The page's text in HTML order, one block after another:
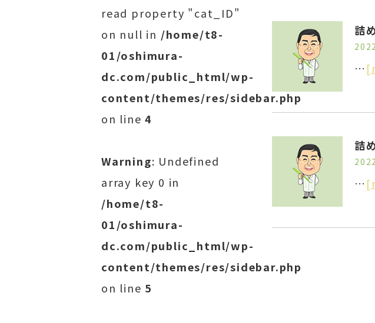
詰
…
詰
…
read property "cat_ID"
on null in /home/t8-
01/oshimura-
dc.com/public_html/wp-
content/themes/res/sidebar.php
on line4
Warning: Undefined
array key 0 in
/home/t8-
01/oshimura-
dc.com/public_html/wp-
content/themes/res/sidebar.php
on line 5